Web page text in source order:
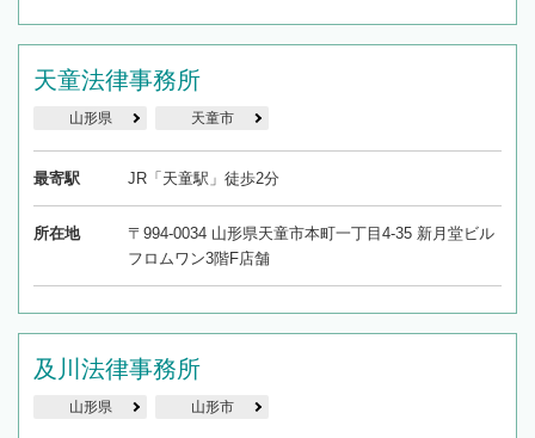
天童法律事務所
山形県 天童市
最寄駅 JR「天童駅」徒歩2分
所在地
〒994-0034 山形県天童市本町一丁目4-35 新月堂ビル
フロムワン3階F店舗
及川法律事務所
山形県 山形市